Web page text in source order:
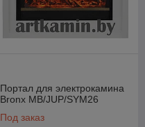
Портал для электрокамина
Bronx MB/JUP/SYM26
Под заказ